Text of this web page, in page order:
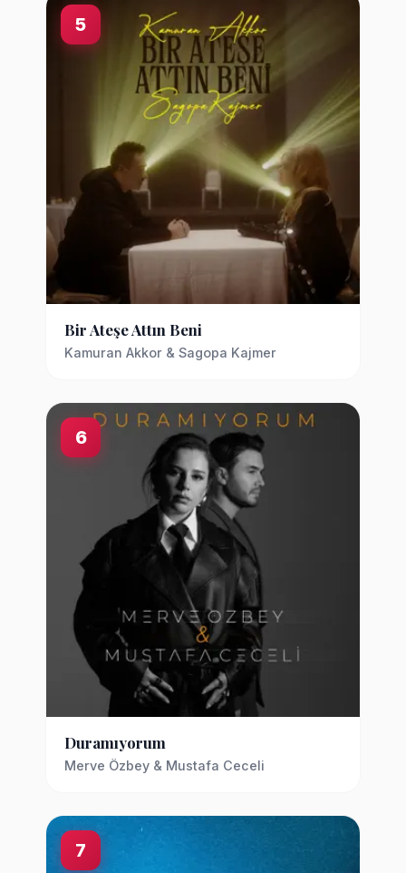
5
Bir Ateşe Attın Beni
Kamuran Akkor & Sagopa Kajmer
6
Duramıyorum
Merve Özbey & Mustafa Ceceli
7